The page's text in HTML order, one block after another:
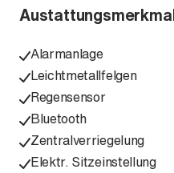
Alarmanlage
Leichtmetallfelgen
Regensensor
Bluetooth
Zentralverriegelung
Elektr. Sitzeinstellung